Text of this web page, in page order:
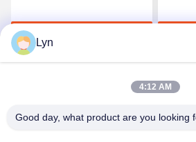
Meubilairveiligheid
Lyn
4:12 AM
Good day, what product are you looking